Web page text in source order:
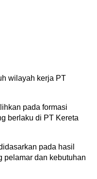
wilayah kerja PT
pada formasi
berlaku di PT Kereta
pada hasil
pelamar dan kebutuhan